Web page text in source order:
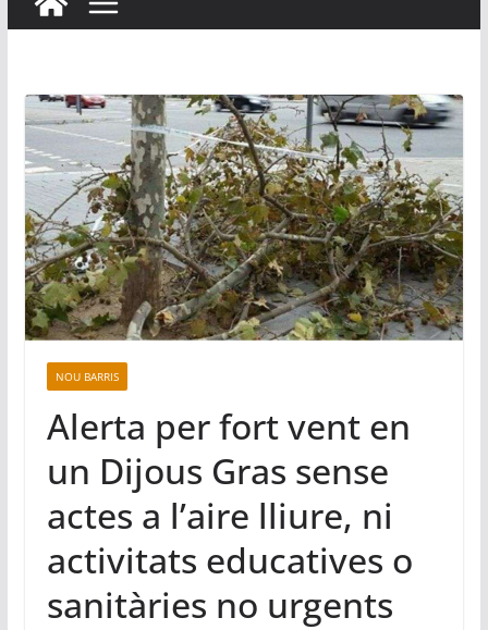
NOU BARRIS
Alerta per fort vent en
un Dijous Gras sense
actes a l’aire lliure, ni
activitats educatives o
sanitàries no urgents